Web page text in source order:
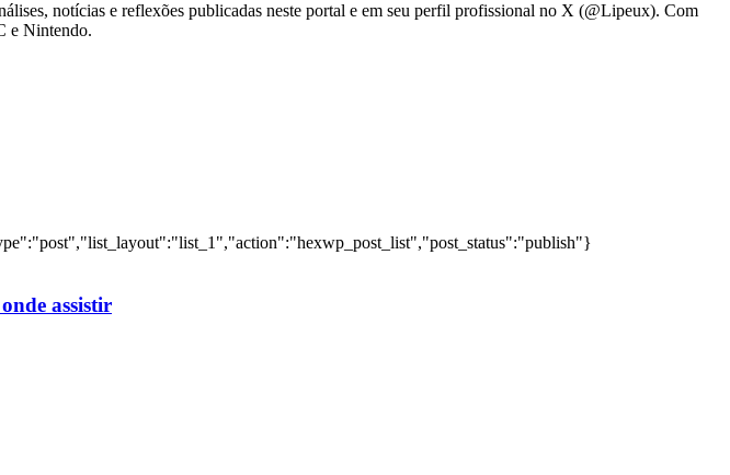
notícias e reflexões publicadas neste portal e em seu perfil profissional no X (@Lipeux). Com
e Nintendo.
assistir